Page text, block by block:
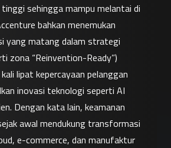
tinggi sehingga mampu melantai di
bahkan menemukan
yang matang dalam strategi
zona “Reinvention-Ready”)
lipat kepercayaan pelanggan
inovasi teknologi seperti AI
Dengan kata lain, keamanan
awal mendukung transformasi
e-commerce, dan manufaktur